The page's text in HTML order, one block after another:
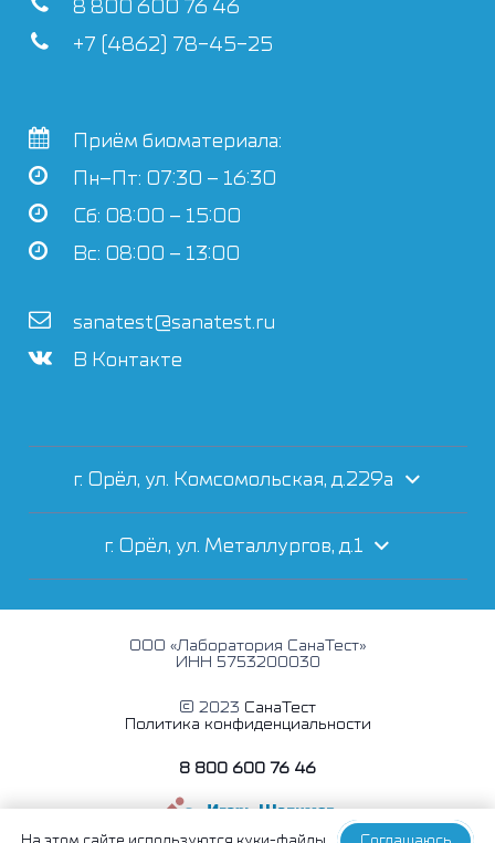
8 800 600 76 46
+7 (4862) 78-45-25
Приём биоматериала:
Пн–Пт: 07:30 – 16:30
Сб: 08:00 – 15:00
Вс: 08:00 – 13:00
sanatest@sanatest.ru
В Контакте
г. Орёл, ул. Комсомольская, д.229а
г. Орёл, ул. Металлургов, д.1
ООО «Лаборатория СанаТест»
ИНН 5753200030
© 2023 СанаТест
Политика конфиденциальности
8 800 600 76 46